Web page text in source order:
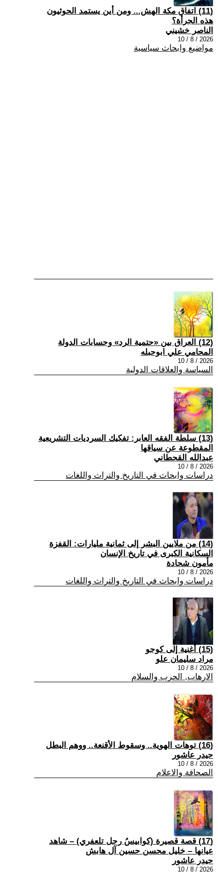
(11) اتفاق مكة الهش... ومن أين يستمد الحوثيون
هذه الجرأة؟
الناصر خشيني
2026 / 8 / 10
مواضيع وابحاث سياسية
(12) العراق بين «حتمية الرد» وحسابات الدولة
المحامي علي ابوحبله
2026 / 8 / 10
السياسة والعلاقات الدولية
(13) سلطة الفقه العابر: تفكيك السرديات التشريعية
المقطوعة عن سياقها
عبدالله القحطاني
2026 / 8 / 10
دراسات وابحاث في التاريخ والتراث واللغات
(14) من ملايين البشر إلى ثمانية مليارات: القفزة
السكانية الكبرى في تاريخ الإنسان
مأمون شحادة
2026 / 8 / 10
دراسات وابحاث في التاريخ والتراث واللغات
(15) أُغنية إلى كوجو
مراد سليمان علو
2026 / 8 / 10
الارهاب, الحرب والسلام
(16) توهات الهوية.. وسقوط الأقنعة.. ووهم البطل
حيدر عاشور
2026 / 8 / 10
الصحافة والاعلام
(17) قصة قصيرة (كوابيسُ رجل تلعفري) – شاهد
عيانها – خليل محسن حسين آل هابش
حيدر عاشور
2026 / 8 / 10